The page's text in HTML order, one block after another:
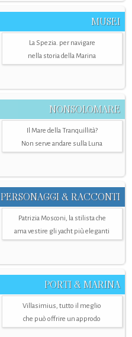
MUSEI
La Spezia. per navigare
nella storia della Marina
NONSOLOMARE
Il Mare della Tranquillità?
Non serve andare sulla Luna
PERSONAGGI & RACCONTI
Patrizia Mosconi, la stilista che
ama vestire gli yacht più eleganti
PORTI & MARINA
Villasimius, tutto il meglio
che può offrire un approdo